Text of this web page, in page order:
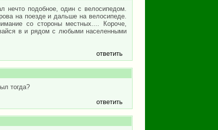
нечто подобное, один с велосипедом.
на поезде и дальше на велосипеде.
со стороны местных.... Короче,
в и рядом с любыми населенными
ответить
тогда?
ответить